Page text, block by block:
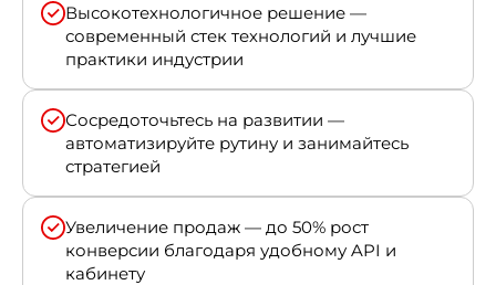
Высокотехнологичное решение —
современный стек технологий и лучшие
практики индустрии
Сосредоточьтесь на развитии —
автоматизируйте рутину и занимайтесь
стратегией
Увеличение продаж — до 50% рост
конверсии благодаря удобному API и
кабинету